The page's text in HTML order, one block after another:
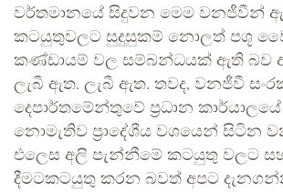
වර්තමානයේ සිදුවන මෙම වනජීවීන්
කටයුතුවලට සුදුසුකම් නොලත් පශූ
කණ්ඩායම් වල සම්බන්ධයක් ඇති බව
ලැබී ඇත. ලැබී ඇත. තවද, වනජීවී
දෙපාර්තමේන්තුවේ ප්‍රධාන
නොමැතිව ප්‍රාදේශීය වශයෙන් සිටින
එලෙස අලි පැන්නීමේ කටයුතු වලට
දීමටකටයුතු කරන බවත් අපට